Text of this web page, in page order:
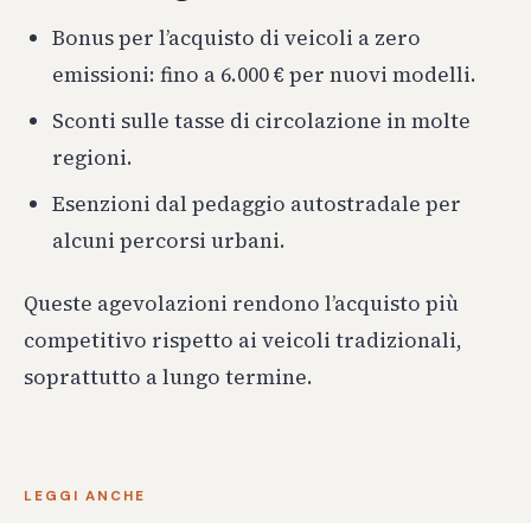
Bonus per l’acquisto di veicoli a zero
emissioni: fino a 6.000 € per nuovi modelli.
Sconti sulle tasse di circolazione in molte
regioni.
Esenzioni dal pedaggio autostradale per
alcuni percorsi urbani.
Queste agevolazioni rendono l’acquisto più
competitivo rispetto ai veicoli tradizionali,
soprattutto a lungo termine.
LEGGI ANCHE